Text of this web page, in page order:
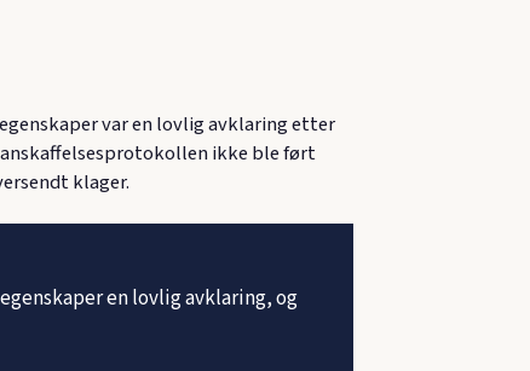
var en lovlig avklaring etter
ikke ble ført
klager.
en lovlig avklaring, og